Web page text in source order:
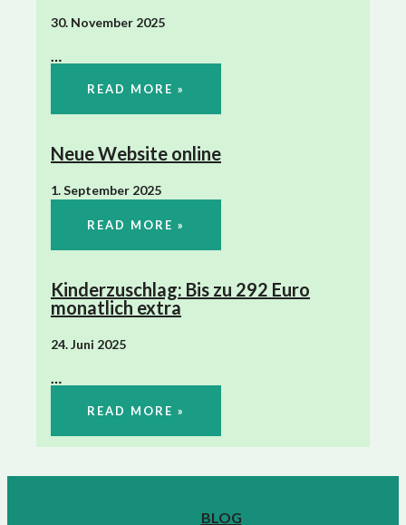
30. November 2025
READ MORE »
Neue Website online
1. September 2025
READ MORE »
Kinderzuschlag: Bis zu 292 Euro
monatlich extra
24. Juni 2025
READ MORE »
BLOG